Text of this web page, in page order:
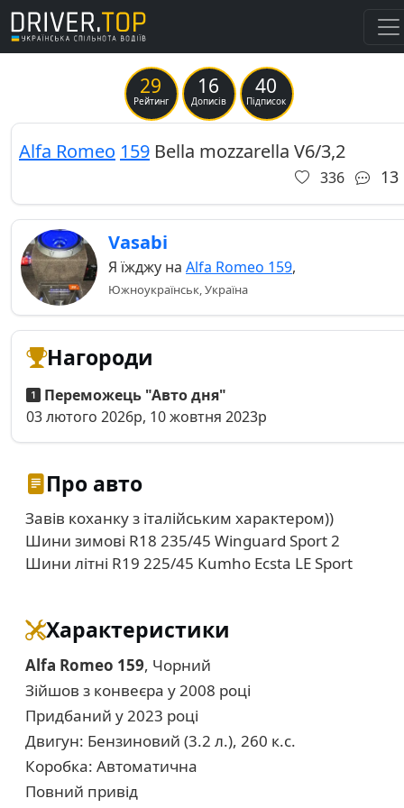
29
Рейтинг
16
Дописів
40
Підписок
Alfa Romeo 159 Bella mozzarella V6/3,2
336 13
Vasabi
Я їжджу на Alfa Romeo 159,
Южноукраїнськ, Україна
Нагороди
Переможець "Авто дня"
03 лютого 2026р, 10 жовтня 2023р
Про авто
Завів коханку з італійським характером))
Шини зимові R18 235/45 Winguard Sport 2
Шини літні R19 225/45 Kumho Ecsta LE Sport
Характеристики
Alfa Romeo 159, Чорний
Зійшов з конвеєра у 2008 році
Придбаний у 2023 році
Двигун: Бензиновий (3.2 л.), 260 к.с.
Коробка: Автоматична
Повний привід